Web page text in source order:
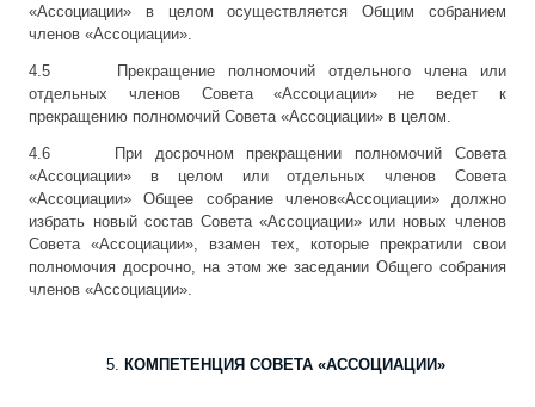
«Ассоциации» в целом осуществляется Общим собранием
членов «Ассоциации».
4.5 Прекращение полномочий отдельного члена или
отдельных членов Совета «Ассоциации» не ведет к
прекращению полномочий Совета «Ассоциации» в целом.
4.6 При досрочном прекращении полномочий Совета
«Ассоциации» в целом или отдельных членов Совета
«Ассоциации» Общее собрание членов«Ассоциации» должно
избрать новый состав Совета «Ассоциации» или новых членов
Совета «Ассоциации», взамен тех, которые прекратили свои
полномочия досрочно, на этом же заседании Общего собрания
членов «Ассоциации».
КОМПЕТЕНЦИЯ СОВЕТА «АССОЦИАЦИИ»